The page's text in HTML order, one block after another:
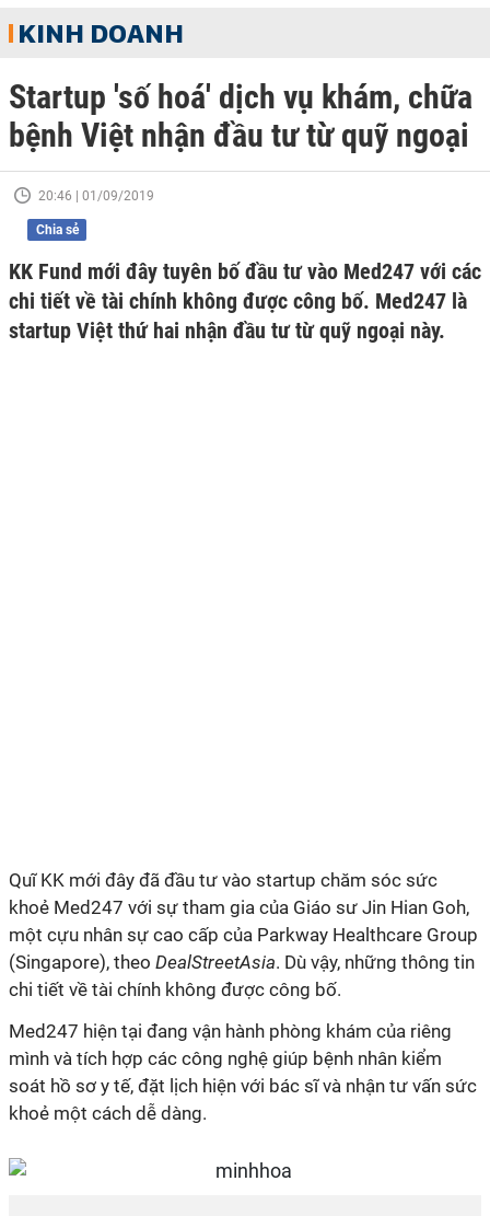
KINH DOANH
Startup 'số hoá' dịch vụ khám, chữa
bệnh Việt nhận đầu tư từ quỹ ngoại
20:46 | 01/09/2019
Chia sẻ
KK Fund mới đây tuyên bố đầu tư vào Med247 với các
chi tiết về tài chính không được công bố. Med247 là
startup Việt thứ hai nhận đầu tư từ quỹ ngoại này.
Quĩ KK mới đây đã đầu tư vào startup chăm sóc sức
khoẻ Med247 với sự tham gia của Giáo sư Jin Hian Goh,
một cựu nhân sự cao cấp của Parkway Healthcare Group
(Singapore), theo DealStreetAsia. Dù vậy, những thông tin
chi tiết về tài chính không được công bố.
Med247 hiện tại đang vận hành phòng khám của riêng
mình và tích hợp các công nghệ giúp bệnh nhân kiểm
soát hồ sơ y tế, đặt lịch hiện với bác sĩ và nhận tư vấn sức
khoẻ một cách dễ dàng.